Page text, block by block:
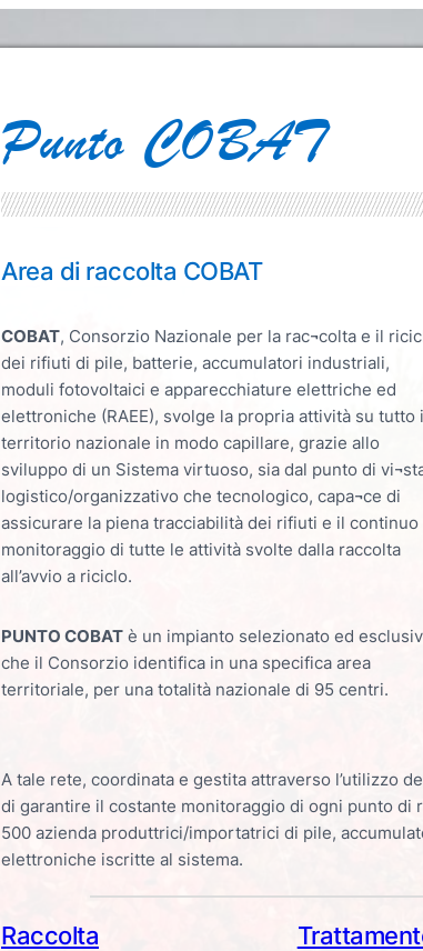
Punto COBAT
Area di raccolta COBAT
COBAT, Consorzio Nazionale per la rac¬colta e il
dei rifiuti di pile, batterie, accumulatori industriali,
moduli fotovoltaici e apparecchiature elettriche ed
elettroniche (RAEE), svolge la propria attività su tutto
territorio nazionale in modo capillare, grazie allo
sviluppo di un Sistema virtuoso, sia dal punto di
logistico/organizzativo che tecnologico, capa¬ce di
assicurare la piena tracciabilità dei rifiuti e il continuo
monitoraggio di tutte le attività svolte dalla raccolta
all’avvio a riciclo.
PUNTO COBAT è un impianto selezionato ed
che il Consorzio identifica in una specifica area
territoriale, per una totalità nazionale di 95 centri.
A tale rete, coordinata e gestita attraverso l’utilizzo
di garantire il costante monitoraggio di ogni punto
500 azienda produttrici/importatrici di pile,
elettroniche iscritte al sistema.
Raccolta